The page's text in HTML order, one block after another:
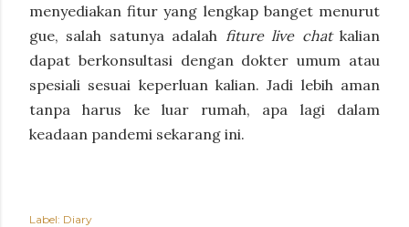
menyediakan fitur yang lengkap banget menurut
gue, salah satunya adalah fiture live chatkalian
dapat berkonsultasi dengan dokter umum atau
spesiali sesuai keperluan kalian. Jadi lebih aman
tanpa harus ke luar rumah, apa lagi dalam
keadaan pandemi sekarang ini.
Label: Diary